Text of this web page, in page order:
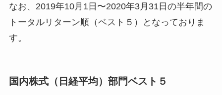
なお、2019年10月1日〜2020年3月31日の半年間の
トータルリターン順（ベスト５）となっておりま
す。
国内株式（日経平均）部門ベスト５